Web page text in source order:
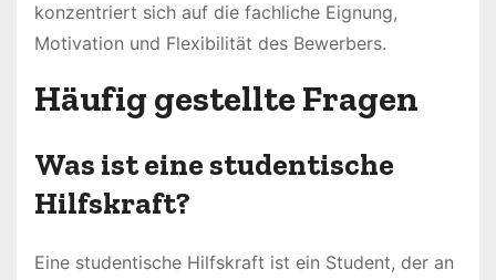
konzentriert sich auf die fachliche Eignung,
Motivation und Flexibilität des Bewerbers.
Häufig gestellte Fragen
Was ist eine studentische
Hilfskraft?
Eine studentische Hilfskraft ist ein Student, der an